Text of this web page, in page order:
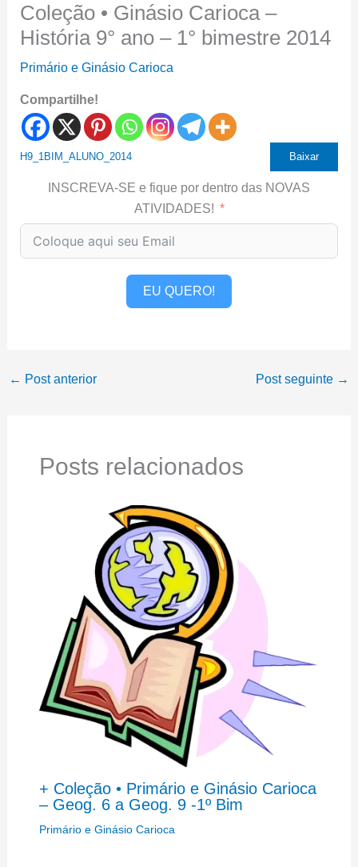
Coleção • Ginásio Carioca –
História 9° ano – 1° bimestre 2014
Primário e Ginásio Carioca
Compartilhe!
H9_1BIM_ALUNO_2014 Baixar
INSCREVA-SE e fique por dentro das NOVAS
ATIVIDADES!
EU QUERO!
← Post anterior Post seguinte →
Posts relacionados
+ Coleção • Primário e Ginásio Carioca
– Geog. 6 a Geog. 9 -1º Bim
Primário e Ginásio Carioca